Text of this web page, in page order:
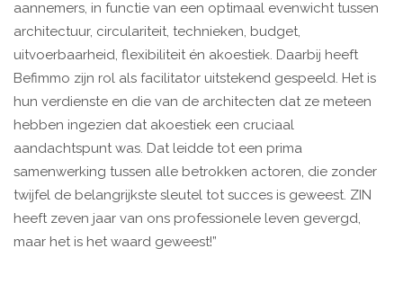
aannemers, in functie van een optimaal evenwicht tussen
architectuur, circulariteit, technieken, budget,
uitvoerbaarheid, flexibiliteit én akoestiek. Daarbij heeft
Befimmo zijn rol als facilitator uitstekend gespeeld. Het is
hun verdienste en die van de architecten dat ze meteen
hebben ingezien dat akoestiek een cruciaal
aandachtspunt was. Dat leidde tot een prima
samenwerking tussen alle betrokken actoren, die zonder
twijfel de belangrijkste sleutel tot succes is geweest. ZIN
heeft zeven jaar van ons professionele leven gevergd,
maar het is het waard geweest!”